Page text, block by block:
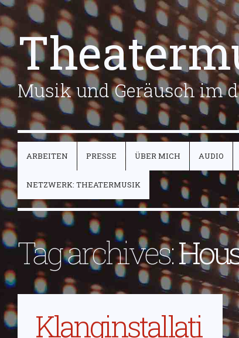
Musik und Geräusch im
ARBEITEN PRESSE ÜBER MICH AUDIO
NETZWERK: THEATERMUSIK
Tag archives:
Klanginstallati